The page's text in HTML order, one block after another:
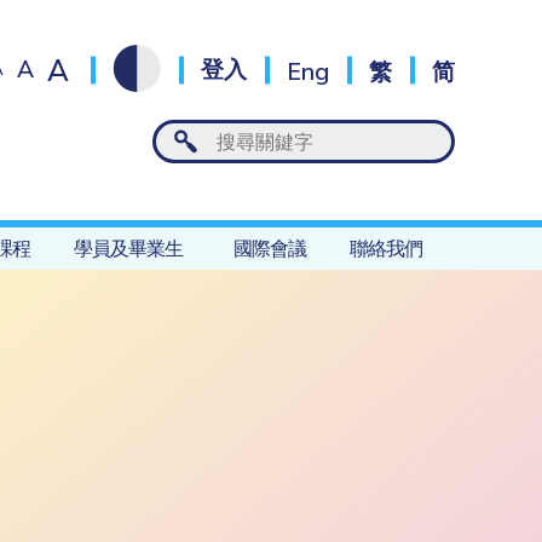
A A 登入 Eng 繁 简
程 學員及畢業生 國際會議 聯絡我們